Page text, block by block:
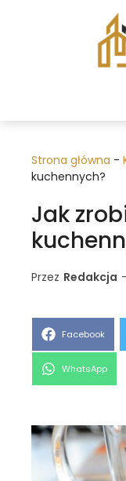
Strona główna -
kuchennych?
Jak
Przez Redakcja -
Share
on
Facebook
Share
on
WhatsApp